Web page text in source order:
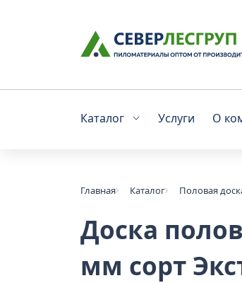
Каталог Услуги О
Главная Каталог Половая
Доска
мм сорт